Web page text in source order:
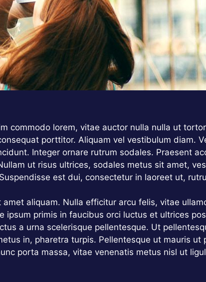
commodo lorem, vitae auctor nulla nulla ut
porttitor. Aliquam vel vestibulum diam.
Integer ornare rutrum sodales. Praesent
ut risus ultrices, sodales metus sit amet,
est dui, consectetur in laoreet ut,
aliquam. Nulla efficitur arcu felis, vitae
ipsum primis in faucibus orci luctus et ultrices
a urna scelerisque pellentesque. Ut
in, pharetra turpis. Pellentesque ut mauris ut
porta massa, vitae venenatis metus nisl ut